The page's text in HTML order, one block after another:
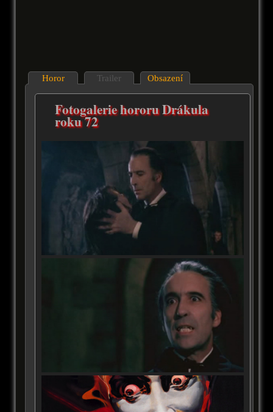
Horor Trailer Obsazení
Fotogalerie hororu Drákula
roku 72